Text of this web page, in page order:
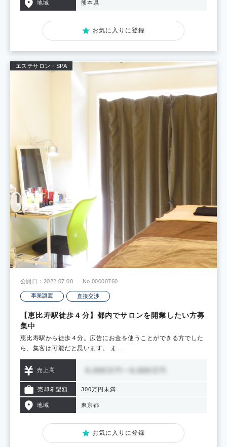
地域 熊本県
お気に入りに登録
エステサロン・SPA
公開日：2022.07.08 No.00000760
事業譲渡 直接交渉
【恵比寿駅徒歩４分】都内でサロンを開業したい方募
集中
恵比寿駅から徒歩４分。広告にお金を使うことができる方でした
ら、集客は可能だと思います。 ま…
売上高
売却希望額 300万円未満
地域 東京都
お気に入りに登録